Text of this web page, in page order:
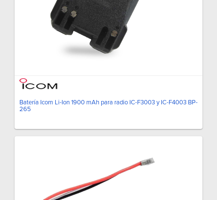
Batería Icom Li-Ion 1900 mAh para radio IC-F3003 y IC-F4003 BP-
265